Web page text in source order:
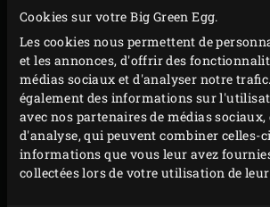
Cookies sur votre Big Green Egg.
Les cookies nous permettent de
et les annonces, d'offrir des
médias sociaux et d'analyser notre
également des informations sur
avec nos partenaires de médias
d'analyse, qui peuvent combiner celles-
informations que vous leur avez
collectées lors de votre utilisation de
préalablement farinée (avec de la
maïs), rabattez le couvercle de
8 à 10 minutes. Maintenez la
et 265 °C. Pendant ce temps-là,
petites tranches.
Faites glisser avec précaution les
pierre de cuisson plate et disposez